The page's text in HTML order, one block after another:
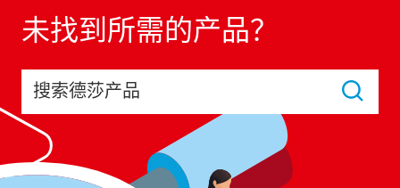
未找到所需的产品？
搜索德莎产品